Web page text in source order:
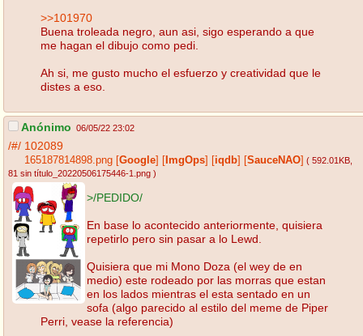
>>101970
Buena troleada negro, aun asi, sigo esperando a que
me hagan el dibujo como pedi.
Ah si, me gusto mucho el esfuerzo y creatividad que le
distes a eso.
Anónimo 06/05/22 23:02
/#/ 102089
165187814898.png Google ImgOps iqdb SauceNAO ( 592.01KB
81 sin título_20220506175446-1.png )
>/PEDIDO/
En base lo acontecido anteriormente, quisiera
repetirlo pero sin pasar a lo Lewd.
Quisiera que mi Mono Doza (el wey de en
medio) este rodeado por las morras que estan
en los lados mientras el esta sentado en un
sofa (algo parecido al estilo del meme de Piper
Perri, vease la referencia)